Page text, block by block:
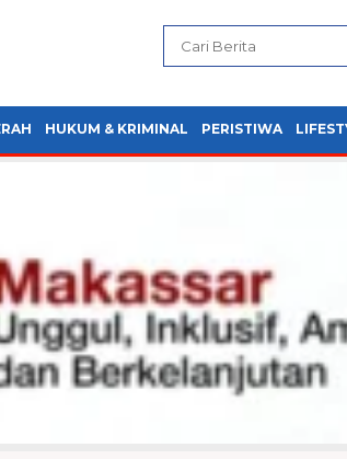
HUKUM & KRIMINAL PERISTIWA